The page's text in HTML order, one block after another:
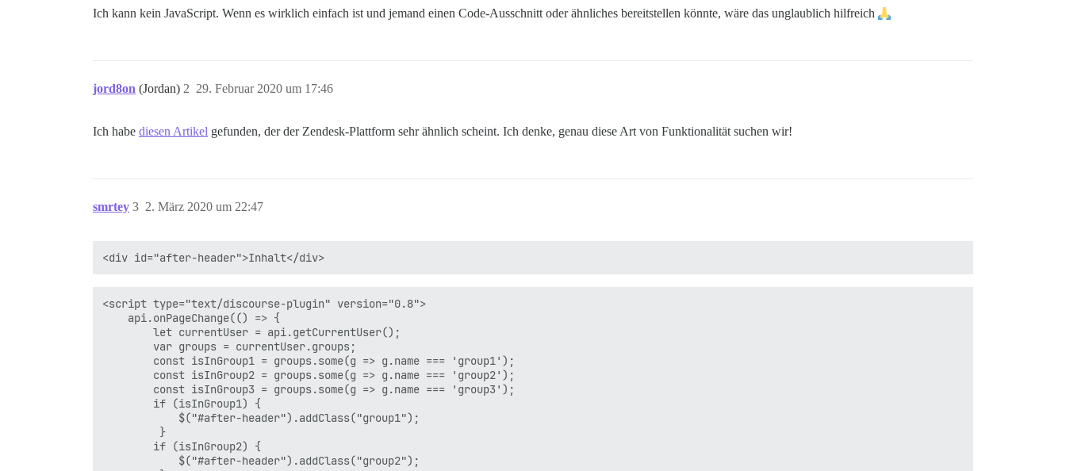
Ich kann kein JavaScript. Wenn es wirklich einfach ist und jemand einen Code-Ausschnitt oder ähnliches bereitstellen könnte, wäre das unglaublich hilfreich
jord8on (Jordan) 29. Februar 2020 um 17:46
2
Ich habe diesen Artikel gefunden, der der Zendesk-Plattform sehr ähnlich scheint. Ich denke, genau diese Art von Funktionalität suchen wir!
smrtey 2. März 2020 um 22:47
3
<script type="text/discourse-plugin" version="0.8">
    api.onPageChange(() => {
        let currentUser = api.getCurrentUser();
        var groups = currentUser.groups;
        const isInGroup1 = groups.some(g => g.name === 'group1');
        const isInGroup2 = groups.some(g => g.name === 'group2');
        const isInGroup3 = groups.some(g => g.name === 'group3');
        if (isInGroup1) {
            $("#after-header").addClass("group1");
         }
        if (isInGroup2) {
            $("#after-header").addClass("group2");